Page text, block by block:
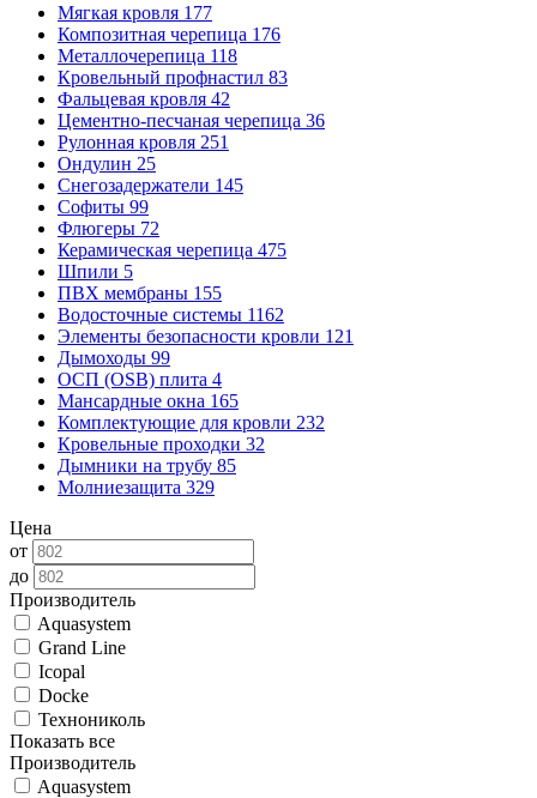
Мягкая кровля 177
Композитная черепица 176
Металлочерепица 118
Кровельный профнастил 83
Фальцевая кровля 42
Цементно-песчаная черепица 36
Рулонная кровля 251
Ондулин 25
Снегозадержатели 145
Софиты 99
Флюгеры 72
Керамическая черепица 475
Шпили 5
ПВХ мембраны 155
Водосточные системы 1162
Элементы безопасности кровли 121
Дымоходы 99
ОСП (OSB) плита 4
Мансардные окна 165
Комплектующие для кровли 232
Кровельные проходки 32
Дымники на трубу 85
Молниезащита 329
Цена
от
до
Производитель
Aquasystem
Grand Line
Icopal
Docke
Технониколь
Показать все
Производитель
Aquasystem